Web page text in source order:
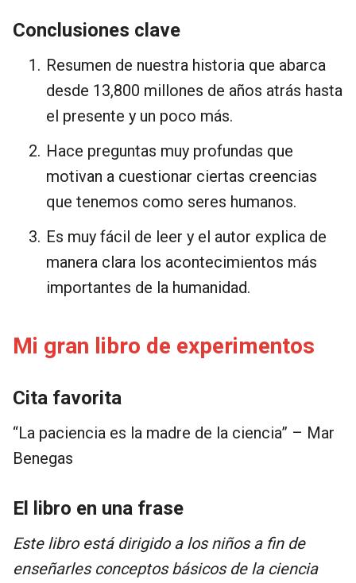
Conclusiones clave
Resumen de nuestra historia que abarca
desde 13,800 millones de años atrás hasta
el presente y un poco más.
Hace preguntas muy profundas que
motivan a cuestionar ciertas creencias
que tenemos como seres humanos.
Es muy fácil de leer y el autor explica de
manera clara los acontecimientos más
importantes de la humanidad.
Mi gran libro de experimentos
Cita favorita
“La paciencia es la madre de la ciencia” – Mar
Benegas
El libro en una frase
Este libro está dirigido a los niños a fin de
enseñarles conceptos básicos de la ciencia